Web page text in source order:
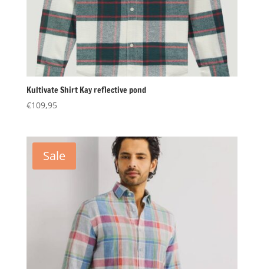
Kultivate Shirt Kay reflective pond
€109,95
Sale